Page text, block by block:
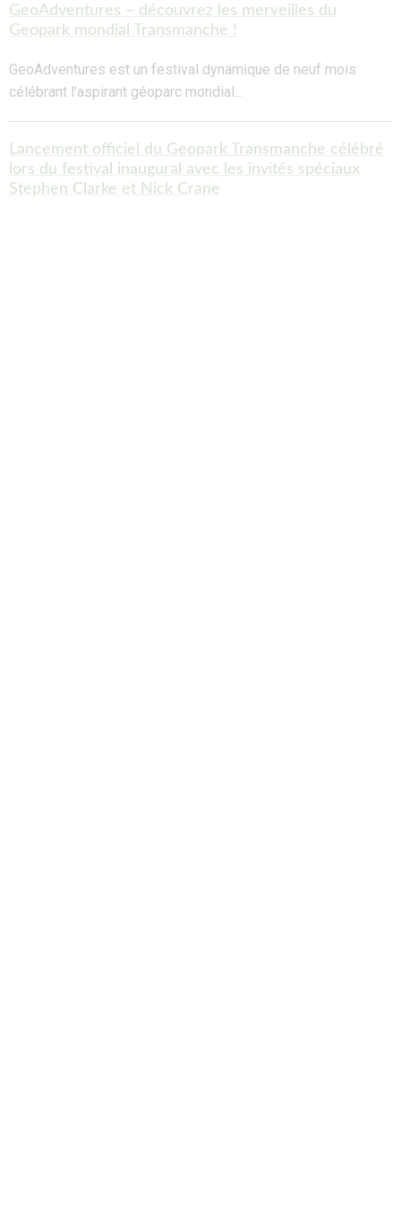
GeoAdventures – découvrez les merveilles du
Geopark mondial Transmanche !
GeoAdventures est un festival dynamique de neuf mois
célébrant l’aspirant géoparc mondial…
Lancement officiel du Geopark Transmanche célébré
lors du festival inaugural avec les invités spéciaux
Stephen Clarke et Nick Crane